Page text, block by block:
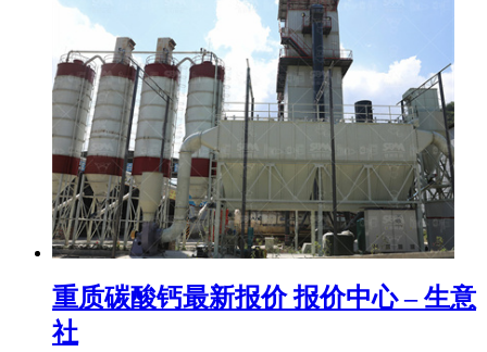
重质碳酸钙最新报价 报价中心 – 生意
社